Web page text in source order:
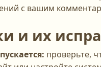
с вашим
и их
проверьте,